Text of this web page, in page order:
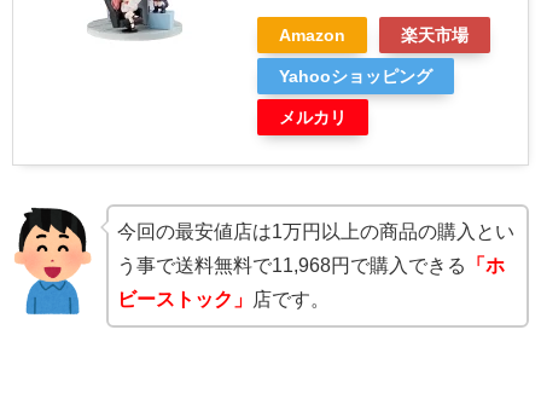
Amazon 楽天市場
Yahooショッピング
メルカリ
今回の最安値店は1万円以上の商品の購入とい
う事で送料無料で11,968円で購入できる
「ホ
ビーストック」 店です。